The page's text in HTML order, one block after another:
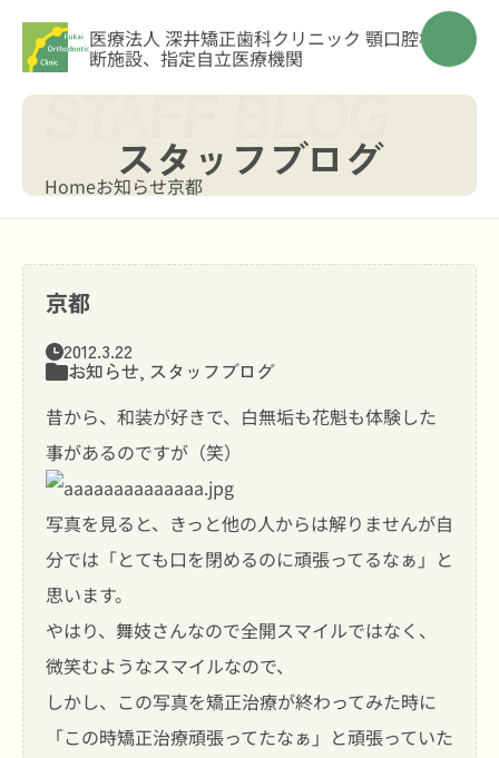
医療法人 深井矯正歯科クリニック 顎口腔機能診
断施設、指定自立医療機関
スタッフブログ
Homeお知らせ京都
京都
2012.3.22
お知らせ, スタッフブログ
昔から、和装が好きで、白無垢も花魁も体験した
事があるのですが（笑）
写真を見ると、きっと他の人からは解りませんが自
分では「とても口を閉めるのに頑張ってるなぁ」と
思います。
やはり、舞妓さんなので全開スマイルではなく、
微笑むようなスマイルなので、
しかし、この写真を矯正治療が終わってみた時に
「この時矯正治療頑張ってたなぁ」と頑張っていた